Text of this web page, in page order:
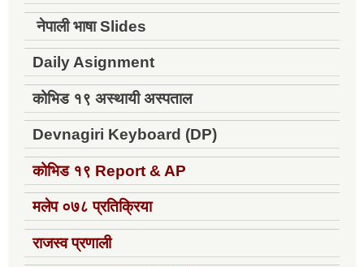
नेपाली भाषा Slides
Daily Asignment
कोभिड १९ अस्थायी अस्पताल
Devnagiri Keyboard (DP)
कोभिड १९ Report & AP
मलेप ०७८ प्रतिक्रिया
राजस्व प्रणाली